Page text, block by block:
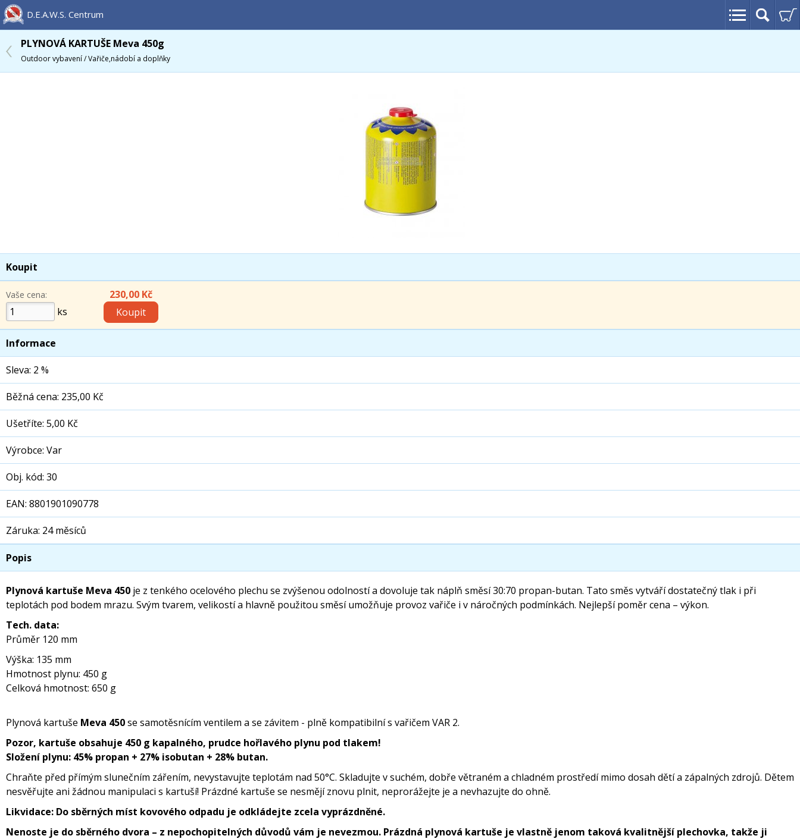
D.E.A.W.S. Centrum
PLYNOVÁ KARTUŠE Meva 450g
Outdoor vybavení / Vařiče,nádobí a doplňky
Koupit
Vaše cena:
ks
230,00 Kč
Informace
Sleva: 2 %
Běžná cena: 235,00 Kč
Ušetříte: 5,00 Kč
Výrobce: Var
Obj. kód: 30
EAN: 8801901090778
Záruka: 24 měsíců
Popis
Plynová kartuše Meva 450 je z tenkého ocelového plechu se zvýšenou odolností a dovoluje tak náplň směsí 30:70 propan-butan. Tato směs vytváří dostatečný tlak i při
teplotách pod bodem mrazu. Svým tvarem, velikostí a hlavně použitou směsí umožňuje provoz vařiče i v náročných podmínkách. Nejlepší poměr cena – výkon.
Tech. data:
Průměr 120 mm
Výška: 135 mm
Hmotnost plynu: 450 g
Celková hmotnost: 650 g
Plynová kartuše Meva 450se samotěsnícím ventilem a se závitem - plně kompatibilní s vařičem VAR 2.
Pozor, kartuše obsahuje 450 g kapalného, prudce hořlavého plynu pod tlakem!
Složení plynu: 45% propan + 27% isobutan + 28% butan.
Chraňte před přímým slunečním zářením, nevystavujte teplotám nad 50°C. Skladujte v suchém, dobře větraném a chladném prostředí mimo dosah dětí a zápalných zdrojů. Dětem
nesvěřujte ani žádnou manipulaci s kartuší! Prázdné kartuše se nesmějí znovu plnit, neprorážejte je a nevhazujte do ohně.
Likvidace: Do sběrných míst kovového odpadu je odkládejte zcela vyprázdněné.
Nenoste je do sběrného dvora – z nepochopitelných důvodů vám je nevezmou. Prázdná plynová kartuše je vlastně jenom taková kvalitnější plechovka, takže ji